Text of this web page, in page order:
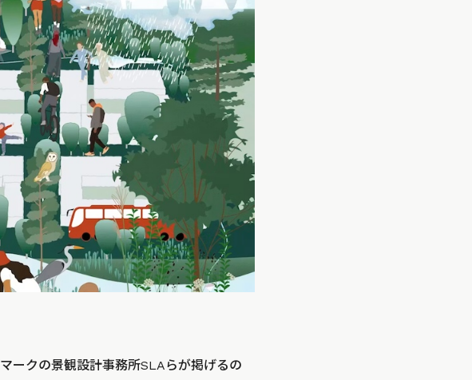
ークの景観設計事務所SLAらが掲げるの